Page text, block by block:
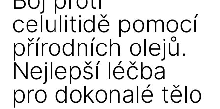
celulitidě pomocí
přírodních olejů.
Nejlepší léčba
pro dokonalé tělo